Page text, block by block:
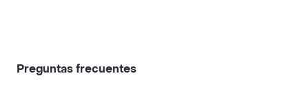
Preguntas frecuentes